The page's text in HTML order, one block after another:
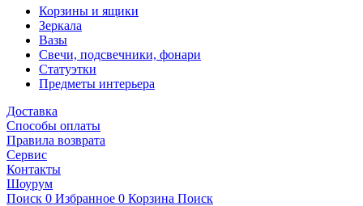
Корзины и ящики
Зеркала
Вазы
Свечи, подсвечники, фонари
Статуэтки
Предметы интерьера
Доставка
Способы оплаты
Правила возврата
Сервис
Контакты
Шоурум
Поиск 0 Избранное 0 Корзина Поиск